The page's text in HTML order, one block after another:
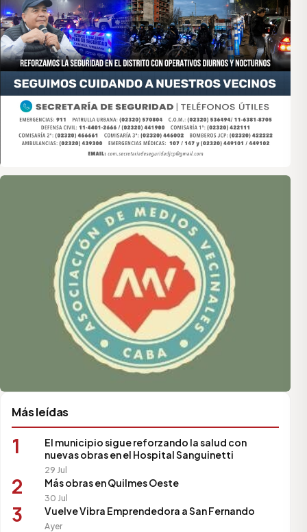
Asociación de Medios Vecinales
Más leídas
1
El municipio sigue reforzando la salud con
nuevas obras en el Hospital Sanguinetti
29 Jul
2 Más obras en Quilmes Oeste
30 Jul
3 Vuelve Vibra Emprendedora a San Fernando
Ayer